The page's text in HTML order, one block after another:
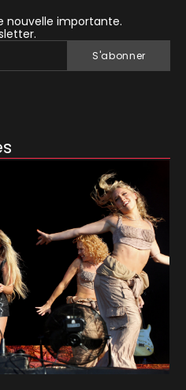
nouvelle importante.
S'abonner